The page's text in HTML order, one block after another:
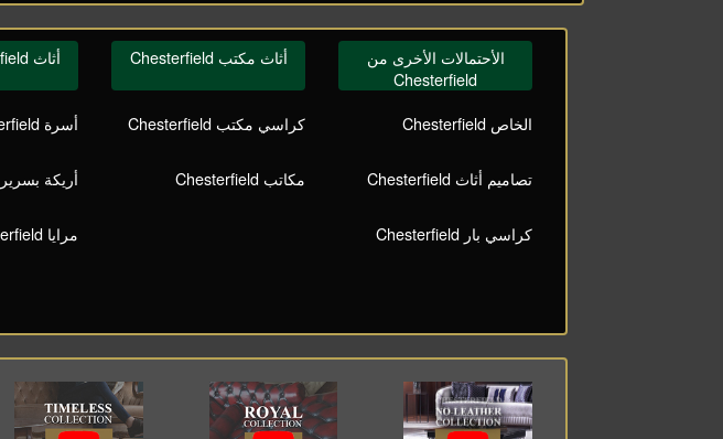
أسرة Chesterfield
أريكة بسرير
مرايا Chesterfield
أثاث مكتب Chesterfield
كراسي مكتب Chesterfield
مكاتب Chesterfield
الأحتمالات الأخرى من
Chesterfield
الخاص Chesterfield
تصاميم أثاث Chesterfield
كراسي بار Chesterfield